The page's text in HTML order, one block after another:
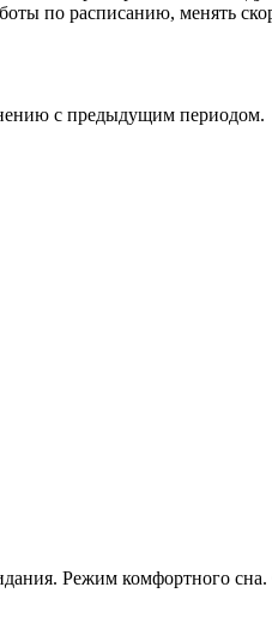
по расписанию, менять
с предыдущим периодом.
Режим комфортного сна.